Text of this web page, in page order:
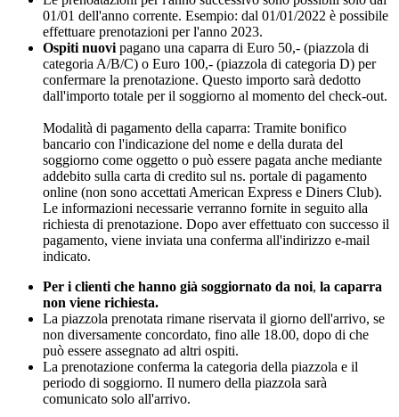
01/01 dell'anno corrente. Esempio: dal 01/01/2022 è possibile
effettuare prenotazioni per l'anno 2023.
Ospiti nuovipagano una caparra di Euro 50,- (piazzola di
categoria A/B/C) o Euro 100,- (piazzola di categoria D) per
confermare la prenotazione. Questo importo sarà dedotto
dall'importo totale per il soggiorno al momento del check-out.
Modalità di pagamento della caparra: Tramite bonifico
bancario con l'indicazione del nome e della durata del
soggiorno come oggetto o può essere pagata anche mediante
addebito sulla carta di credito sul ns. portale di pagamento
online (non sono accettati American Express e Diners Club).
Le informazioni necessarie verranno fornite in seguito alla
richiesta di prenotazione. Dopo aver effettuato con successo il
pagamento, viene inviata una conferma all'indirizzo e-mail
indicato.
Per i clienti che hanno già soggiornato da noi, la caparra
non viene richiesta.
La piazzola prenotata rimane riservata il giorno dell'arrivo, se
non diversamente concordato, fino alle 18.00, dopo di che
può essere assegnato ad altri ospiti.
La prenotazione conferma la categoria della piazzola e il
periodo di soggiorno. Il numero della piazzola sarà
comunicato solo all'arrivo.